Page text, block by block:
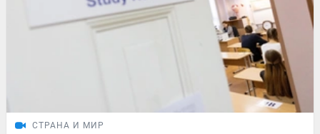
СТРАНА И МИР